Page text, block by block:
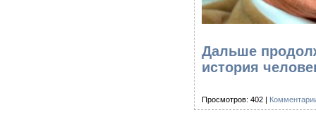
Дальше
история
Просмотров: 402 |